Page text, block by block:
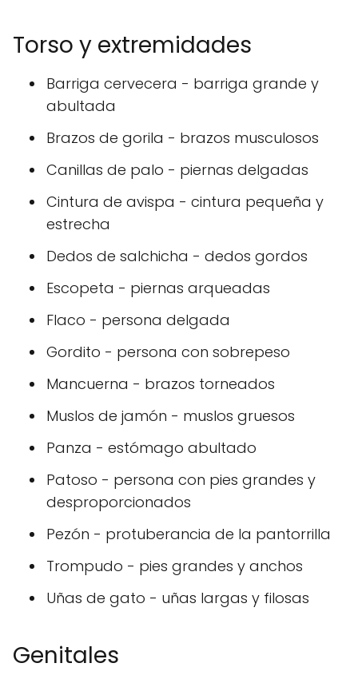
Torso y extremidades
Barriga cervecera - barriga grande y
abultada
Brazos de gorila - brazos musculosos
Canillas de palo - piernas delgadas
Cintura de avispa - cintura pequeña y
estrecha
Dedos de salchicha - dedos gordos
Escopeta - piernas arqueadas
Flaco - persona delgada
Gordito - persona con sobrepeso
Mancuerna - brazos torneados
Muslos de jamón - muslos gruesos
Panza - estómago abultado
Patoso - persona con pies grandes y
desproporcionados
Pezón - protuberancia de la pantorrilla
Trompudo - pies grandes y anchos
Uñas de gato - uñas largas y filosas
Genitales